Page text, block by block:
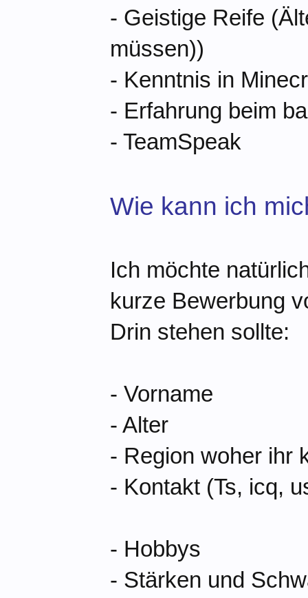
- Geistige Reife
müssen))
- Kenntnis in
- Erfahrung beim
- TeamSpeak
Wie kann ich
Ich möchte
kurze Bewerbung
Drin stehen sollte:
- Vorname
- Alter
- Region woher ihr
- Kontakt (Ts, icq,
- Hobbys
- Stärken und